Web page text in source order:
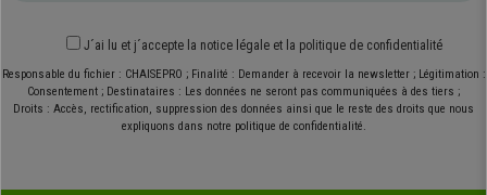
J´ai lu et j´accepte la notice légale et la politique de confidentialité
Responsable du fichier : CHAISEPRO ; Finalité : Demander à recevoir la newsletter ; Légitimation :
Consentement ; Destinataires : Les données ne seront pas communiquées à des tiers ;
Droits : Accès, rectification, suppression des données ainsi que le reste des droits que nous
expliquons dans notre politique de confidentialité.